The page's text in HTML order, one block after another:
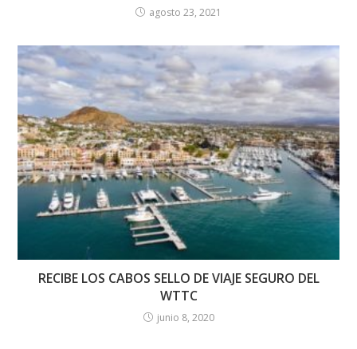
agosto 23, 2021
RECIBE LOS CABOS SELLO DE VIAJE SEGURO DEL
WTTC
junio 8, 2020